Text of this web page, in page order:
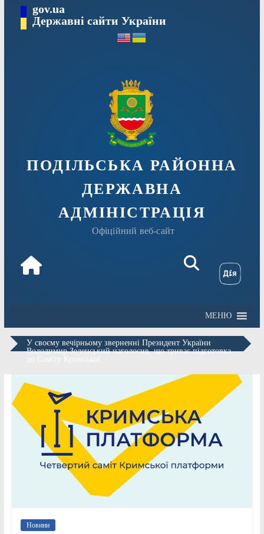
Перейтиgov.ua
Державні сайти України
ПОДІЛЬСЬКА РАЙОННА
ДЕРЖАВНА
АДМІНІСТРАЦІЯ
Офіційний веб-сайт
МЕНЮ
У своєму вечірньому зверненні Президент України
Володимир Зеленський наголосив, що триває підготовка
Новини